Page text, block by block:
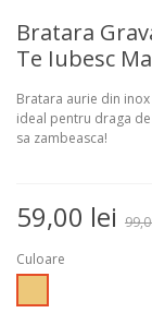
Bratara
Te Iubesc
Bratara aurie din
ideal pentru draga
sa zambeasca!
59,00 lei
Culoare